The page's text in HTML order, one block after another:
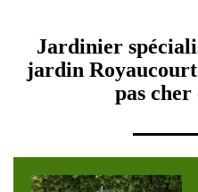
Jardinier
jardin
pas cher